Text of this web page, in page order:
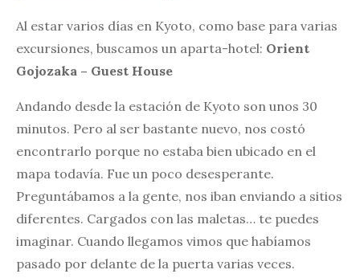
Al estar varios días en Kyoto, como base para varias
excursiones, buscamos un aparta-hotel: Orient
Gojozaka – Guest House
Andando desde la estación de Kyoto son unos 30
minutos. Pero al ser bastante nuevo, nos costó
encontrarlo porque no estaba bien ubicado en el
mapa todavía. Fue un poco desesperante.
Preguntábamos a la gente, nos iban enviando a sitios
diferentes. Cargados con las maletas… te puedes
imaginar. Cuando llegamos vimos que habíamos
pasado por delante de la puerta varias veces.